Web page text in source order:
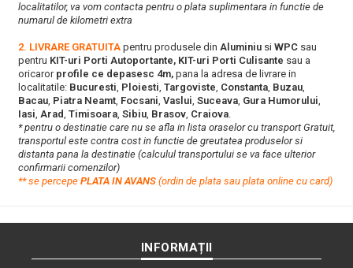
localitatilor, va vom contacta pentru o plata suplimentara in functie de
numarul de kilometri extra
2. LIVRARE GRATUITA pentru produsele din Aluminiu si WPC sau
pentru KIT-uri Porti Autoportante, KIT-uri Porti Culisante sau a
oricarorprofile ce depasesc 4m, pana la adresa de livrare in
localitatile: Bucuresti, Ploiesti, Targoviste, Constanta, Buzau,
Bacau, Piatra Neamt, Focsani, Vaslui, Suceava, Gura Humorului,
Iasi, Arad, Timisoara, Sibiu, Brasov, Craiova.
* pentru o destinatie care nu se afla in lista oraselor cu transport Gratuit,
transportul este contra cost in functie de greutatea produselor si
distanta pana la destinatie (calculul transportului se va face ulterior
confirmarii comenzilor)
**se percepe PLATA IN AVANS (ordin de plata sau plata online cu card)
INFORMAȚII